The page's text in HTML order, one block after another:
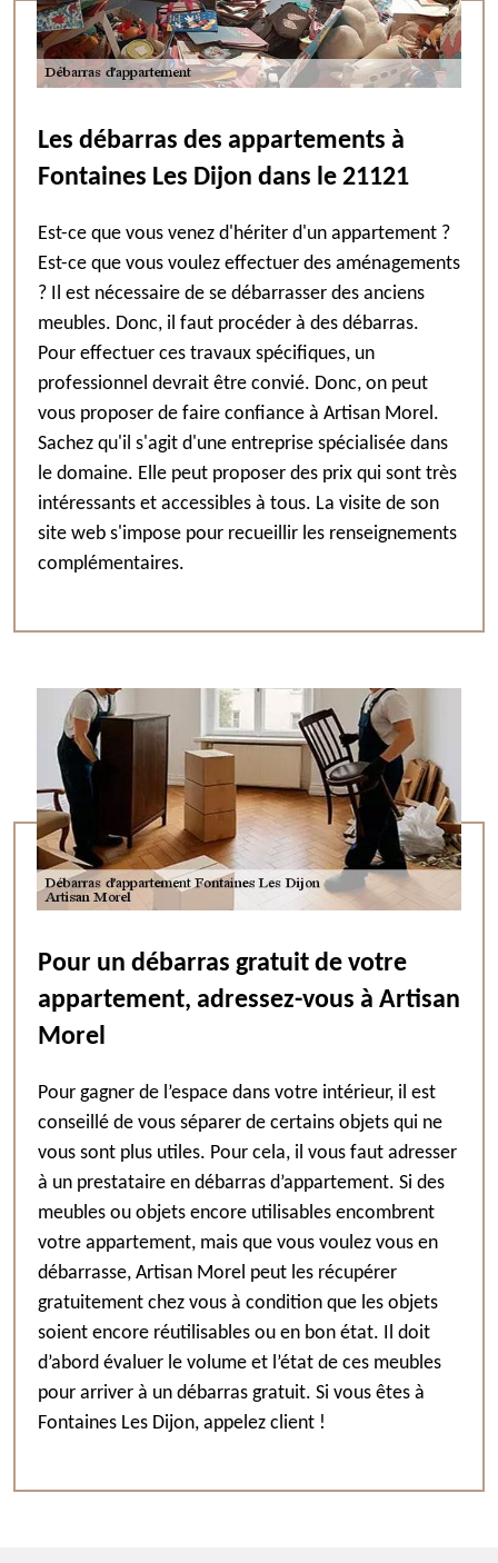
Les débarras des appartements à
Fontaines Les Dijon dans le 21121
Est-ce que vous venez d'hériter d'un appartement ?
Est-ce que vous voulez effectuer des aménagements
? Il est nécessaire de se débarrasser des anciens
meubles. Donc, il faut procéder à des débarras.
Pour effectuer ces travaux spécifiques, un
professionnel devrait être convié. Donc, on peut
vous proposer de faire confiance à Artisan Morel.
Sachez qu'il s'agit d'une entreprise spécialisée dans
le domaine. Elle peut proposer des prix qui sont très
intéressants et accessibles à tous. La visite de son
site web s'impose pour recueillir les renseignements
complémentaires.
Pour un débarras gratuit de votre
appartement, adressez-vous à Artisan
Morel
Pour gagner de l’espace dans votre intérieur, il est
conseillé de vous séparer de certains objets qui ne
vous sont plus utiles. Pour cela, il vous faut adresser
à un prestataire en débarras d’appartement. Si des
meubles ou objets encore utilisables encombrent
votre appartement, mais que vous voulez vous en
débarrasse, Artisan Morel peut les récupérer
gratuitement chez vous à condition que les objets
soient encore réutilisables ou en bon état. Il doit
d’abord évaluer le volume et l’état de ces meubles
pour arriver à un débarras gratuit. Si vous êtes à
Fontaines Les Dijon, appelez client !